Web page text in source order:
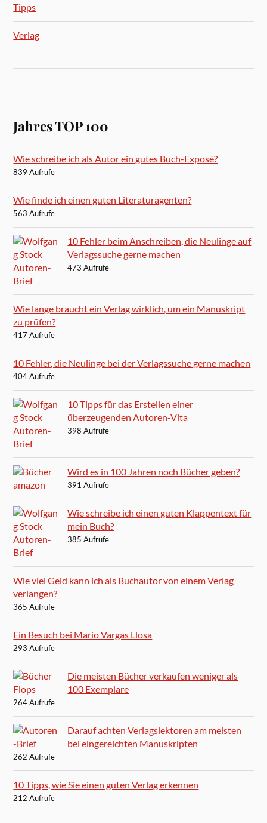
Tipps
Verlag
Jahres TOP 100
Wie schreibe ich als Autor ein gutes Buch-Exposé?
839 Aufrufe
Wie finde ich einen guten Literaturagenten?
563 Aufrufe
10 Fehler beim Anschreiben, die Neulinge auf
Verlagssuche gerne machen
473 Aufrufe
Wie lange braucht ein Verlag wirklich, um ein Manuskript
zu prüfen?
417 Aufrufe
10 Fehler, die Neulinge bei der Verlagssuche gerne machen
404 Aufrufe
10 Tipps für das Erstellen einer
überzeugenden Autoren-Vita
398 Aufrufe
Wird es in 100 Jahren noch Bücher geben?
391 Aufrufe
Wie schreibe ich einen guten Klappentext für
mein Buch?
385 Aufrufe
Wie viel Geld kann ich als Buchautor von einem Verlag
verlangen?
365 Aufrufe
Ein Besuch bei Mario Vargas Llosa
293 Aufrufe
Die meisten Bücher verkaufen weniger als
100 Exemplare
264 Aufrufe
Darauf achten Verlagslektoren am meisten
bei eingereichten Manuskripten
262 Aufrufe
10 Tipps, wie Sie einen guten Verlag erkennen
212 Aufrufe